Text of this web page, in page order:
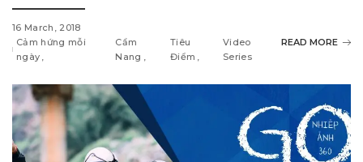
16 March, 2018
Cảm hứng mỗi
ngày
Cẩm
Nang
Tiêu
Điểm
Video
Series
READ MORE